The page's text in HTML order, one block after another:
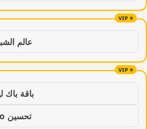
عالم
باقة باك
تحسين seo